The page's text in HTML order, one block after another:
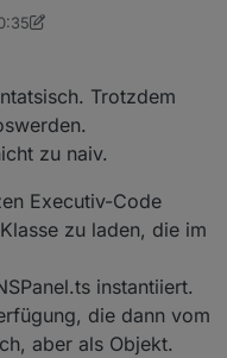
anlegen und die alten
= {
{
{
{
false,
true,
{
habe ich die
Trotzdem
zu naiv.
Executiv-Code
zu laden, die im
instantiiert.
die dann vom
aber als Objekt.